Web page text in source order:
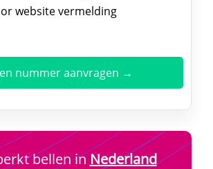
website vermelding
nummer aanvragen →
bellen inNederland